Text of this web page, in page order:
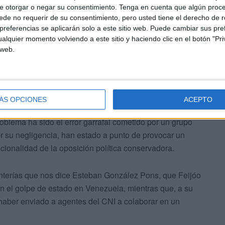
otorgar o negar su consentimiento. Tenga en cuenta que algún
no requerir de su consentimiento, pero usted tiene el derecho de
se aplicarán solo a este sitio web. Puede cambiar sus
momento volviendo a este sitio y haciendo clic en el botón
OPCIONES ACEPTO
el Gobierno progresista hubiera afrontado la crisis de
buena para la población en general, sino cómo íbamos
ha crecido, ni la economía ha tenido una evolución
ha sido el error garrafal cometido por un grupo
negligencia, han estado a punto de provocar un
de la oposición política conservadora.
que nos dice Esteban González Pons, que Feijóo
golpe de estado en Venezuela, mientras que, a su
enviado a agentes del CNI a colaborar en un